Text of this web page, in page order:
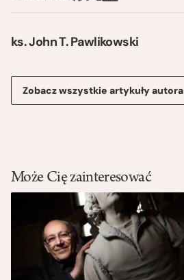
ks. John T. Pawlikowski
Zobacz wszystkie artykuły autora
Może Cię zainteresować